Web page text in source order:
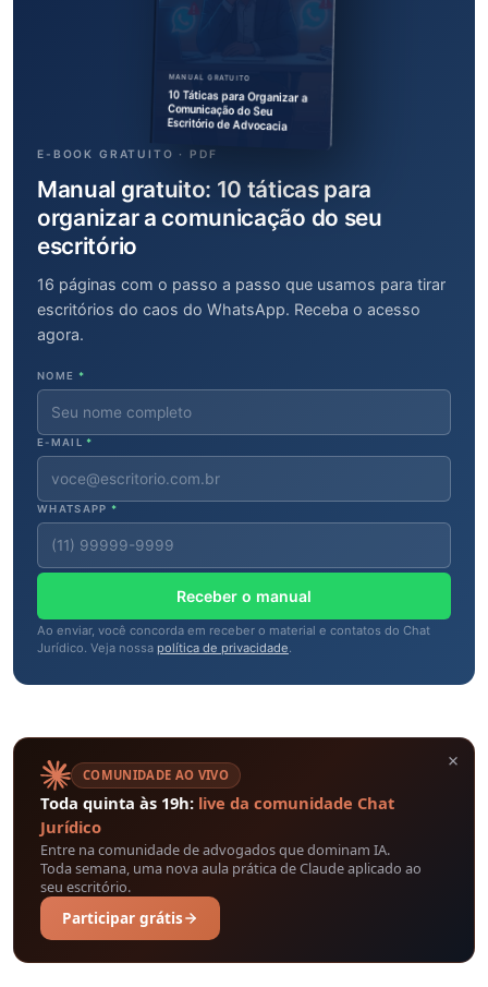
MANUAL GRATUITO
10 Táticas para Organizar a
Comunicação do Seu
Escritório de Advocacia
E-BOOK GRATUITO · PDF
Manual gratuito: 10 táticas para
organizar a comunicação do seu
escritório
16 páginas com o passo a passo que usamos para tirar
escritórios do caos do WhatsApp. Receba o acesso
agora.
NOME *
E-MAIL *
WHATSAPP *
Receber o manual
Ao enviar, você concorda em receber o material e contatos do Chat
Jurídico. Veja nossa política de privacidade.
×
COMUNIDADE AO VIVO
Toda quinta às 19h: live da comunidade Chat
Jurídico
Entre na comunidade de advogados que dominam IA.
Toda semana, uma nova aula prática de Claude aplicado ao
seu escritório.
Participar grátis